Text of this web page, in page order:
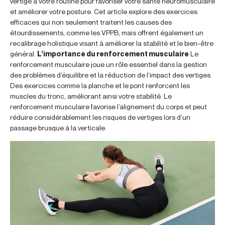
et améliorer votre posture. Cet article explore des exercices
efficaces qui non seulement traitent les causes des
étourdissements, comme les VPPB, mais offrent également un
recalibrage holistique visant à améliorer la stabilité et le bien-être
général. L’importance du renforcement musculaireLe
renforcement musculaire joue un rôle essentiel dans la gestion
des problèmes d’équilibre et la réduction de l’impact des vertiges.
Des exercices comme la planche et le pont renforcent les
muscles du tronc, améliorant ainsi votre stabilité. Le
renforcement musculaire favorise l’alignement du corps et peut
réduire considérablement les risques de vertiges lors d’un
passage brusque à la verticale.